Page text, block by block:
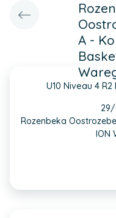
A -
U10 Niveau 4
Rozenbeka
ION